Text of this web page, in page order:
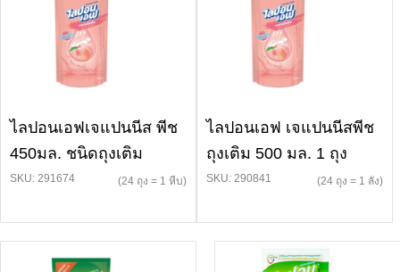
ไลปอนเอฟเจแปนนีส พีช
450มล. ชนิดถุงเติม
SKU: 291674 (24 ถุง = 1 หีบ)
ไลปอนเอฟ เจแปนนีสพีช
ถุงเติม 500 มล. 1 ถุง
SKU: 290841 (24 ถุง = 1 ลัง)